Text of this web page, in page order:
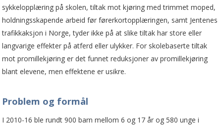
sykkelopplæring på skolen, tiltak mot kjøring med trimmet moped,
holdningsskapende arbeid før førerkortopplæringen, samt Jentenes
trafikkaksjon i Norge, tyder ikke på at slike tiltak har store eller
langvarige effekter på atferd eller ulykker. For skolebaserte tiltak
mot promillekjøring er det funnet reduksjoner av promillekjøring
blant elevene, men effektene er usikre.
Problem og formål
I 2010-16 ble rundt 900 barn mellom 6 og 17 år og 580 unge i